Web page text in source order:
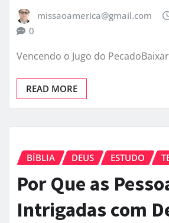
missaoamerica@gmail.com
0
Vencendo o Jugo do PecadoBaixar
READ MORE
BÍBLIA DEUS ESTUDO
Por Que as
Intrigadas com